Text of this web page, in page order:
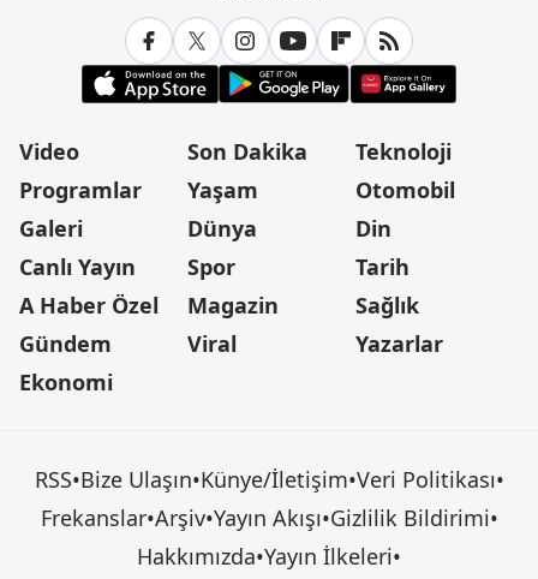
Video
Programlar
Galeri
Canlı Yayın
A Haber Özel
Gündem
Ekonomi
Son Dakika
Yaşam
Dünya
Spor
Magazin
Viral
Teknoloji
Otomobil
Din
Tarih
Sağlık
Yazarlar
RSS•Bize Ulaşın•Künye/İletişim•Veri Politikası•
Frekanslar•Arşiv•Yayın Akışı•Gizlilik Bildirimi•
Hakkımızda•Yayın İlkeleri•